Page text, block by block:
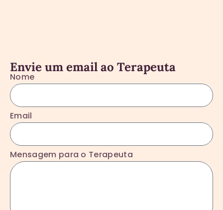
Envie um email ao Terapeuta
Nome
Email
Mensagem para o Terapeuta